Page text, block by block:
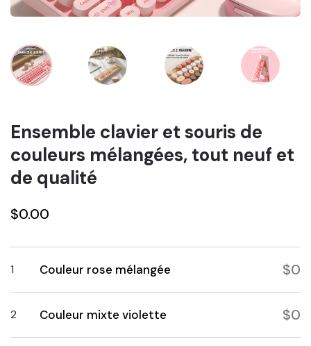
Ensemble clavier et souris de
couleurs mélangées, tout neuf et
de qualité
$0.00
1 Couleur rose mélangée $0
2 Couleur mixte violette $0